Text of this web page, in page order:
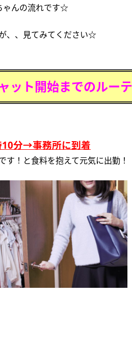
ゃんの流れです☆
、、見てみてください☆
ット開始までのルー
10分→事務所に到着
す！と食料を抱えて元気に出勤！